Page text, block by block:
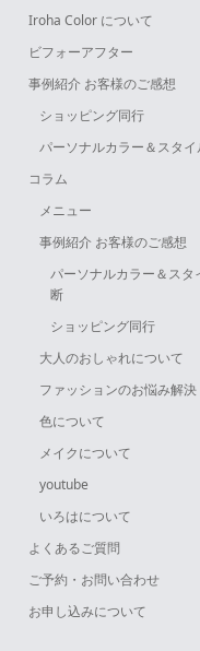
Iroha Color について
ビフォーアフター
事例紹介 お客様のご感想
ショッピング同行
パーソナルカラー＆スタ
コラム
メニュー
事例紹介 お客様のご感想
パーソナルカラー＆スタ
断
ショッピング同行
大人のおしゃれについて
ファッションのお悩み解決
色について
メイクについて
youtube
いろはについて
よくあるご質問
ご予約・お問い合わせ
お申し込みについて